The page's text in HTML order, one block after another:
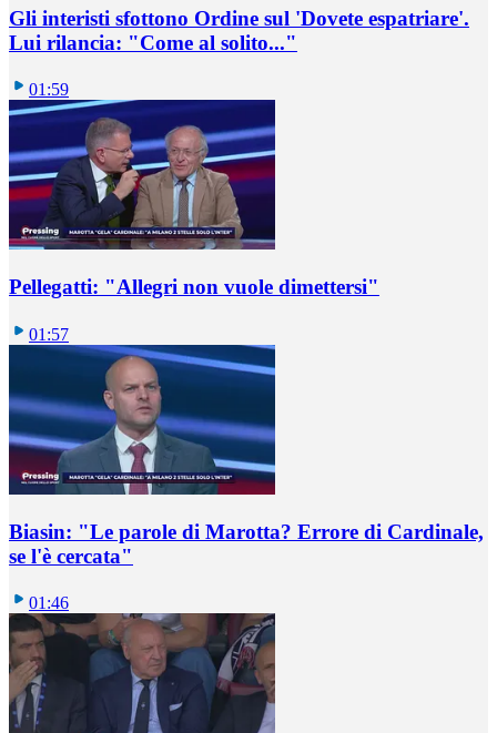
Gli interisti sfottono Ordine sul 'Dovete espatriare'.
Lui rilancia: "Come al solito..."
01:59
Pellegatti: "Allegri non vuole dimettersi"
01:57
Biasin: "Le parole di Marotta? Errore di Cardinale,
se l'è cercata"
01:46